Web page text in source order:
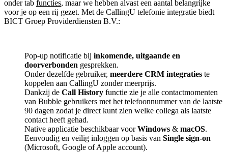
onder tab functies, maar we hebben alvast een aantal belangrijke
voor je op een rij gezet. Met de CallingU telefonie integratie biedt
BICT Groep Providerdiensten B.V.:
Pop-up notificatie bij inkomende, uitgaande en
doorverbonden gesprekken.
Onder dezelfde gebruiker, meerdere CRM integraties te
koppelen aan CallingU zonder meerprijs.
Dankzij de Call History functie zie je alle contactmomenten
van Bubble gebruikers met het telefoonnummer van de laatste
90 dagen zodat je direct kunt zien welke collega als laatste
contact heeft gehad.
Native applicatie beschikbaar voorWindows & macOS.
Eenvoudig en veilig inloggen op basis van Single sign-on
(Microsoft, Google of Apple account).